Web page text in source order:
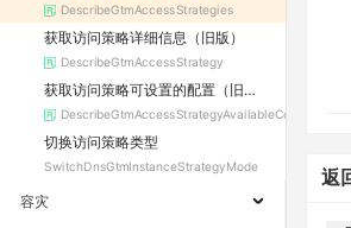
DescribeGtmAccessStrategies
获取访问策略详细信息（旧版）
DescribeGtmAccessStrategy
获取访问策略可设置的配置（旧版）
DescribeGtmAccessStrategyAvailableConfig
切换访问策略类型
SwitchDnsGtmInstanceStrategyMode
容灾
返